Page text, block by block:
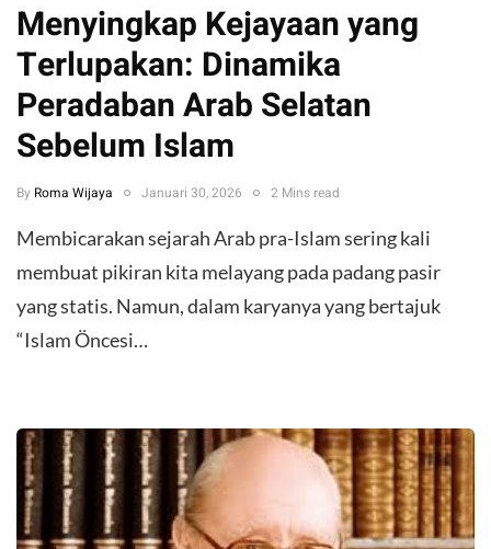
Menyingkap Kejayaan yang
Terlupakan: Dinamika
Peradaban Arab Selatan
Sebelum Islam
By Roma Wijaya Januari 30, 2026 2 Mins read
Membicarakan sejarah Arab pra-Islam sering kali
membuat pikiran kita melayang pada padang pasir
yang statis. Namun, dalam karyanya yang bertajuk
“Islam Öncesi…